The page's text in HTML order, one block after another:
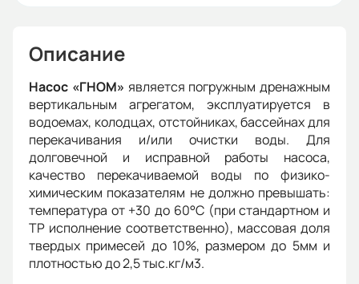
Описание
Насос «ГНОМ» является погружным дренажным
вертикальным агрегатом, эксплуатируется в
водоемах, колодцах, отстойниках, бассейнах для
перекачивания и/или очистки воды. Для
долговечной и исправной работы насоса,
качество перекачиваемой воды по физико-
химическим показателям не должно превышать:
температура от +30 до 60°С (при стандартном и
ТР исполнение соответственно), массовая доля
твердых примесей до 10%, размером до 5мм и
плотностью до 2,5 тыс.кг/м3.